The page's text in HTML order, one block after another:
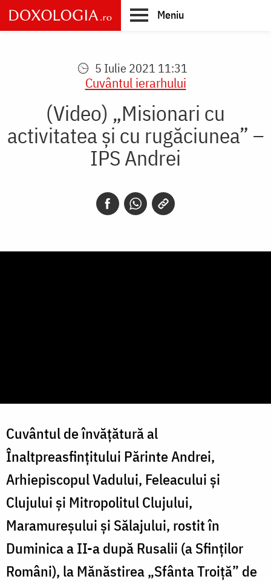
Skip
to
main
Meniu
5 Iulie 2021 11:31
Cuvântul ierarhului
(Video) „Misionari cu
activitatea și cu rugăciunea” –
IPS Andrei
Cuvântul de învățătură al
Înaltpreasfințitului Părinte Andrei,
Arhiepiscopul Vadului, Feleacului și
Clujului și Mitropolitul Clujului,
Maramureșului și Sălajului, rostit în
Duminica a II-a după Rusalii (a Sfinților
Români), la Mănăstirea „Sfânta Troiță” de